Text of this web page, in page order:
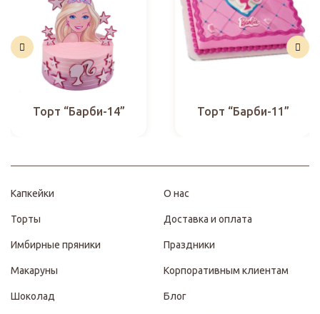
Торт “Барби-14” Торт “Барби-11”
Капкейки
Торты
Имбирные пряники
Макаруны
Шоколад
О нас
Доставка и оплата
Праздники
Корпоративным клиентам
Блог